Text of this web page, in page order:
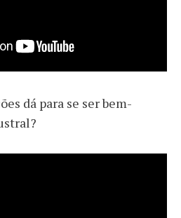
dá para se ser bem-